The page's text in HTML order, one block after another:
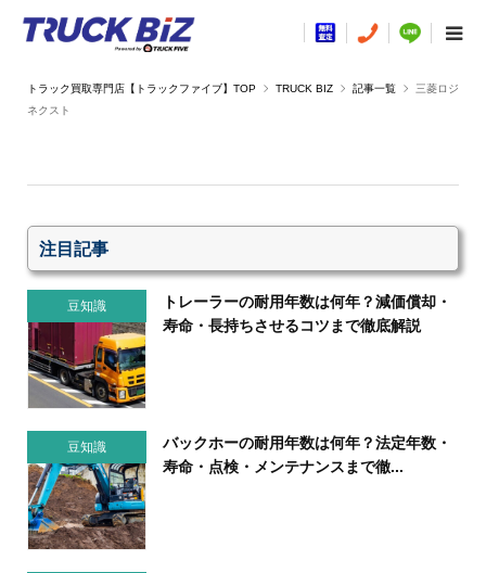
TRUCK BIZ 記事一覧
三菱ロジ
ネクスト
注目記事
豆知識
トレーラーの耐用年数は何年？減価償却・
寿命・長持ちさせるコツまで徹底解説
豆知識
バックホーの耐用年数は何年？法定年数・
寿命・点検・メンテナンスまで徹...